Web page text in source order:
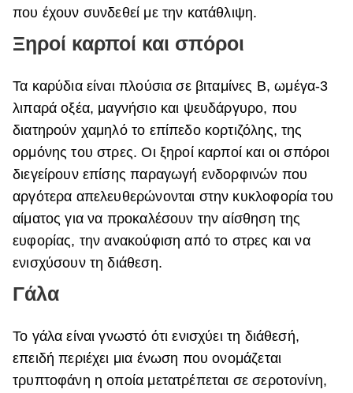
που έχουν συνδεθεί με την κατάθλιψη.
Ξηροί καρποί και σπόροι
Τα καρύδια είναι πλούσια σε βιταμίνες Β, ωμέγα-3
λιπαρά οξέα, μαγνήσιο και ψευδάργυρο, που
διατηρούν χαμηλό το επίπεδο κορτιζόλης, της
ορμόνης του στρες. Οι ξηροί καρποί και οι σπόροι
διεγείρουν επίσης παραγωγή ενδορφινών που
αργότερα απελευθερώνονται στην κυκλοφορία του
αίματος για να προκαλέσουν την αίσθηση της
ευφορίας, την ανακούφιση από το στρες και να
ενισχύσουν τη διάθεση.
Γάλα
Το γάλα είναι γνωστό ότι ενισχύει τη διάθεσή,
επειδή περιέχει μια ένωση που ονομάζεται
τρυπτοφάνη η οποία μετατρέπεται σε σεροτονίνη,